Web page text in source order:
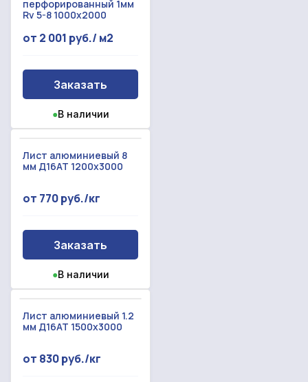
перфорированный 1мм
Rv 5-8 1000x2000
от 2 001 руб./ м2
Заказать
●В наличии
Лист алюминиевый 8
мм Д16АТ 1200х3000
от 770 руб./кг
Заказать
●В наличии
Лист алюминиевый 1.2
мм Д16АТ 1500х3000
от 830 руб./кг
Отправить запрос
Даю согласие на
Заказать звонок
Даю согласие наобработку персональных данных
С вами свяжется наш менеджер.
Произошла ошибка.